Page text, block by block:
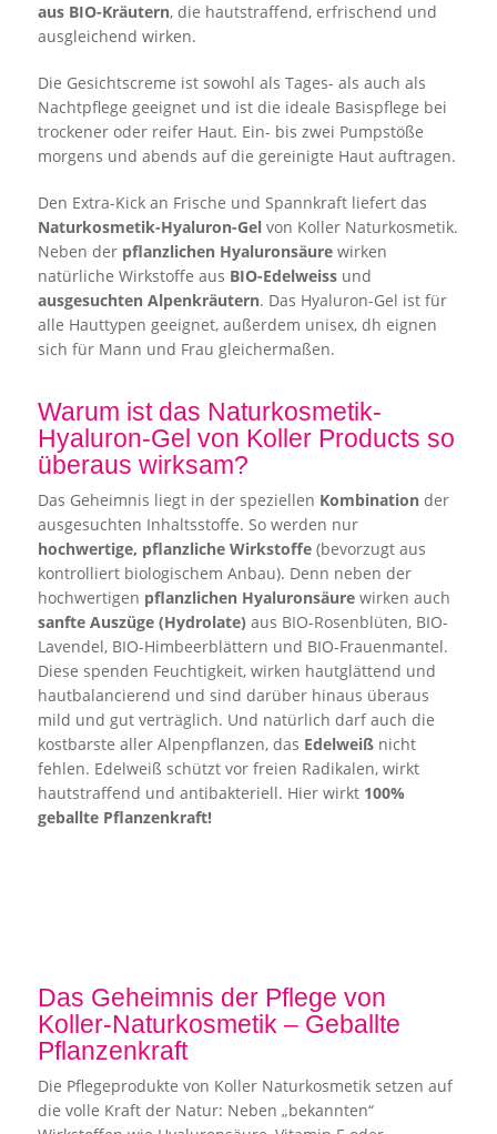
aus BIO-Kräutern, die hautstraffend, erfrischend und
ausgleichend wirken.
Die Gesichtscreme ist sowohl als Tages- als auch als
Nachtpflege geeignet und ist die ideale Basispflege bei
trockener oder reifer Haut. Ein- bis zwei Pumpstöße
morgens und abends auf die gereinigte Haut auftragen.
Den Extra-Kick an Frische und Spannkraft liefert das
Naturkosmetik-Hyaluron-Gelvon Koller Naturkosmetik.
Neben der pflanzlichen Hyaluronsäurewirken
natürliche Wirkstoffe aus BIO-Edelweissund
ausgesuchten Alpenkräutern. Das Hyaluron-Gel ist für
alle Hauttypen geeignet, außerdem unisex, dh eignen
sich für Mann und Frau gleichermaßen.
Warum ist das Naturkosmetik-
Hyaluron-Gel von Koller Products so
überaus wirksam?
Das Geheimnis liegt in der speziellen Kombinationder
ausgesuchten Inhaltsstoffe. So werden nur
hochwertige, pflanzliche Wirkstoffe(bevorzugt aus
kontrolliert biologischem Anbau). Denn neben der
hochwertigen pflanzlichen Hyaluronsäurewirken auch
sanfte Auszüge (Hydrolate) aus BIO-Rosenblüten, BIO-
Lavendel, BIO-Himbeerblättern und BIO-Frauenmantel.
Diese spenden Feuchtigkeit, wirken hautglättend und
hautbalancierend und sind darüber hinaus überaus
mild und gut verträglich. Und natürlich darf auch die
kostbarste aller Alpenpflanzen, das Edelweißnicht
fehlen. Edelweiß schützt vor freien Radikalen, wirkt
hautstraffend und antibakteriell. Hier wirkt 100%
geballte Pflanzenkraft!
Das Geheimnis der Pflege von
Koller-Naturkosmetik – Geballte
Pflanzenkraft
Die Pflegeprodukte von Koller Naturkosmetik setzen auf
die volle Kraft der Natur: Neben „bekannten“